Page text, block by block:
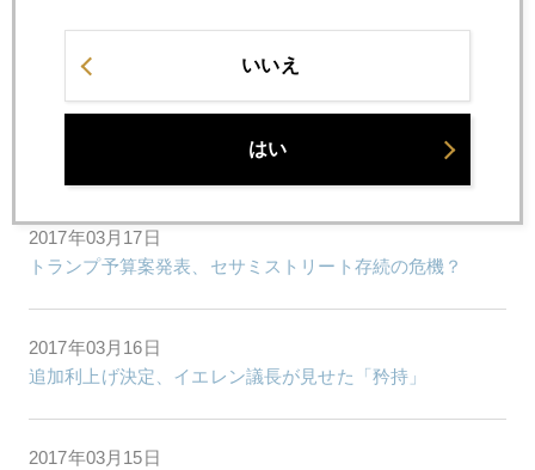
2017年03月17日
トランプ予算案発表、セサミストリート存続の危機？
2017年03月16日
追加利上げ決定、イエレン議長が見せた「矜持」
2017年03月15日
いいえ
はい